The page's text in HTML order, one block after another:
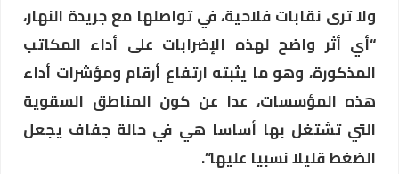
ولا ترى نقابات فلاحية، في تواصلها مع جريدة النهار،
“أي أثر واضح لهذه الإضرابات على أداء المكاتب
المذكورة، وهو ما يثبته ارتفاع أرقام ومؤشرات أداء
هذه المؤسسات، عدا عن كون المناطق السقوية
التي تشتغل بها أساسا هي في حالة جفاف يجعل
الضغط قليلا نسبيا عليها”.